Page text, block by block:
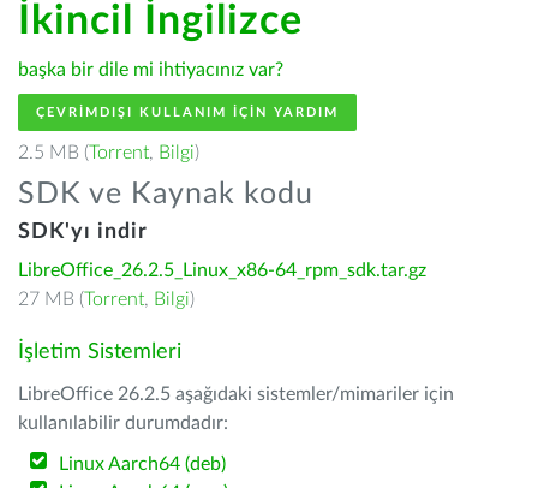
İkincil İngilizce
başka bir dile mi ihtiyacınız var?
ÇEVRIMDIŞI KULLANIM IÇIN YARDIM
2.5 MB (Torrent, Bilgi)
SDK ve Kaynak kodu
SDK'yı indir
LibreOffice_26.2.5_Linux_x86-64_rpm_sdk.tar.gz
27 MB (Torrent, Bilgi)
İşletim Sistemleri
LibreOffice 26.2.5 aşağıdaki sistemler/mimariler için
kullanılabilir durumdadır:
Linux Aarch64 (deb)